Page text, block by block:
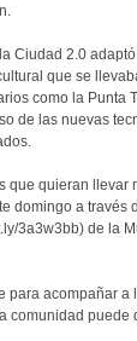
Ciudad 2.0
que se
como la Punta
de las nuevas
que quieran llevar
domingo a través
3a3w3bb) de la
para acompañar
comunidad